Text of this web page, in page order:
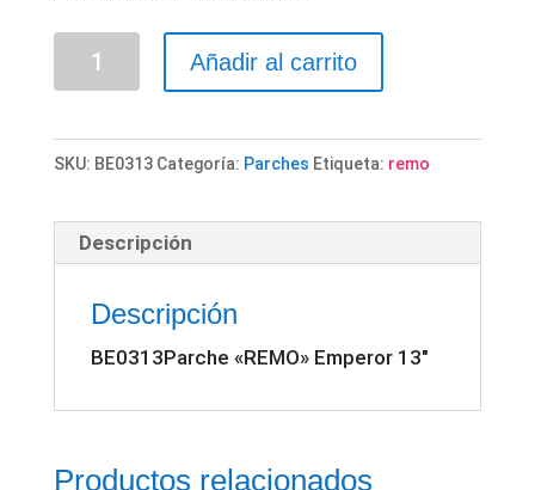
Parche
Añadir al carrito
SKU: BE0313 Categoría: Parches Etiqueta: remo
Descripción
Descripción
BE0313Parche «REMO» Emperor 13″
Productos relacionados